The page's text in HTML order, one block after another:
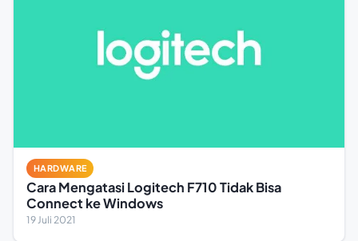
HARDWARE
Cara Mengatasi Logitech F710 Tidak Bisa
Connect ke Windows
19 Juli 2021